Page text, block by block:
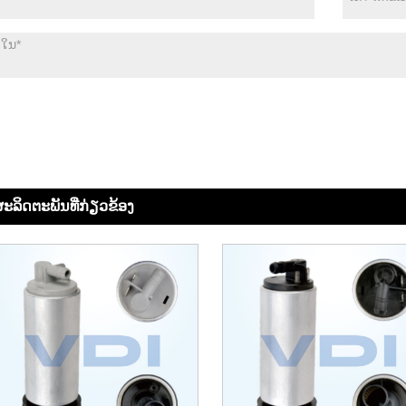
ລິດ​ຕະ​ພັນ​ທີ່​ກ່ຽວ​ຂ້ອງ